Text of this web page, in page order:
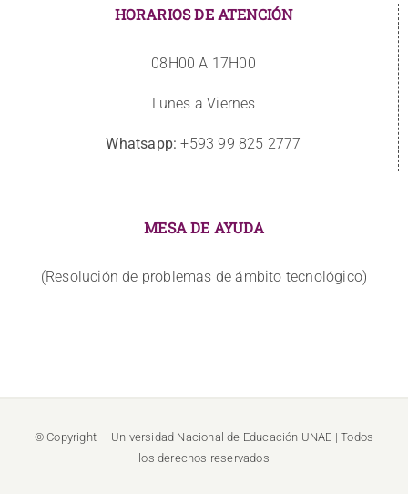
HORARIOS DE ATENCIÓN
08H00 A 17H00
Lunes a Viernes
Whatsapp: +593 99 825 2777
MESA DE AYUDA
(Resolución de problemas de ámbito tecnológico)
© Copyright | Universidad Nacional de Educación UNAE | Todos
los derechos reservados